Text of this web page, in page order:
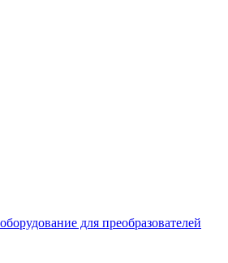
для преобразователей